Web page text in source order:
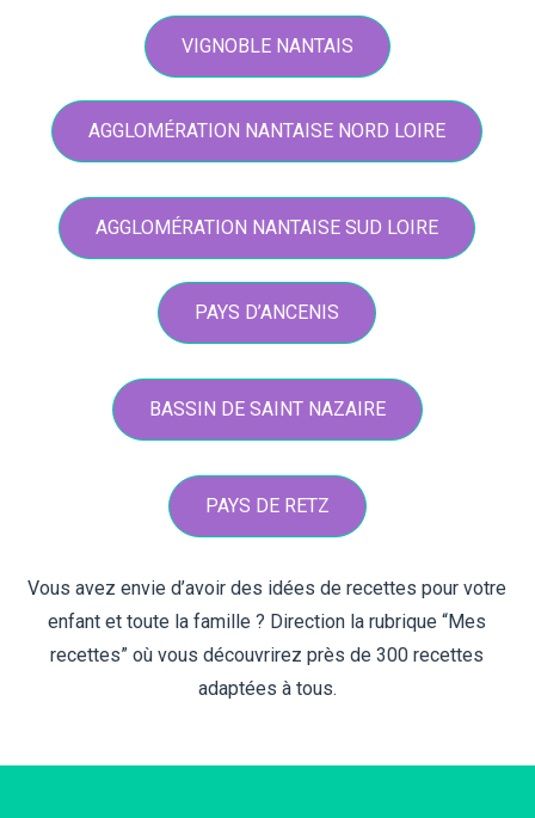
VIGNOBLE NANTAIS
AGGLOMÉRATION NANTAISE NORD LOIRE
AGGLOMÉRATION NANTAISE SUD LOIRE
PAYS D’ANCENIS
BASSIN DE SAINT NAZAIRE
PAYS DE RETZ
Vous avez envie d’avoir des idées de recettes pour votre
enfant et toute la famille ? Direction la rubrique “Mes
recettes” où vous découvrirez près de 300 recettes
adaptées à tous.